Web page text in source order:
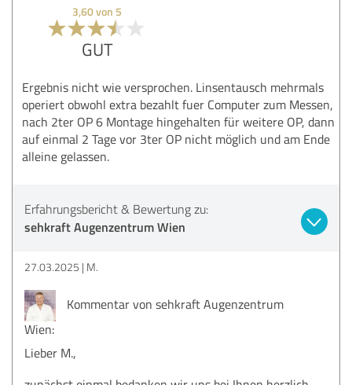
3,60 von 5
GUT
Ergebnis nicht wie versprochen. Linsentausch mehrmals
operiert obwohl extra bezahlt fuer Computer zum Messen,
nach 2ter OP 6 Montage hingehalten für weitere OP, dann
auf einmal 2 Tage vor 3ter OP nicht möglich und am Ende
alleine gelassen.
Erfahrungsbericht & Bewertung zu:
sehkraft Augenzentrum Wien
27.03.2025 M.
Kommentar von sehkraft Augenzentrum
Wien:
Lieber M.,